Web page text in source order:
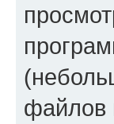
файлов